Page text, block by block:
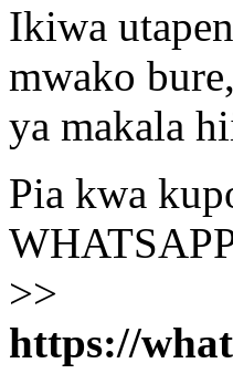
Ikiwa
mwako
ya makala
Pia kwa
>>
https://